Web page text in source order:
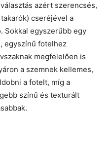
azért szerencsés,
cseréjével a
Sokkal egyszerűbb egy
egyszínű fotelhez
megfelelően is
a szemnek kellemes,
a fotelt, míg a
színű és texturált